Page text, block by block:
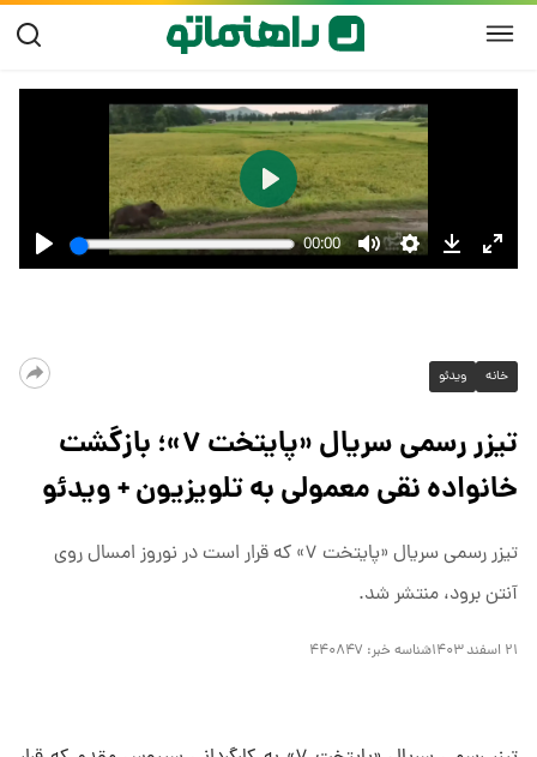
خانه ویدئو
تیزر رسمی سریال «پایتخت ۷»؛ بازگشت
خانواده نقی معمولی به تلویزیون + ویدئو
تیزر رسمی سریال «پایتخت ۷» که قرار است در نوروز امسال روی
آنتن برود، منتشر شد.
۲۱ اسفند ۱۴۰۳ شناسه خبر: ۴۴۰۸۴۷